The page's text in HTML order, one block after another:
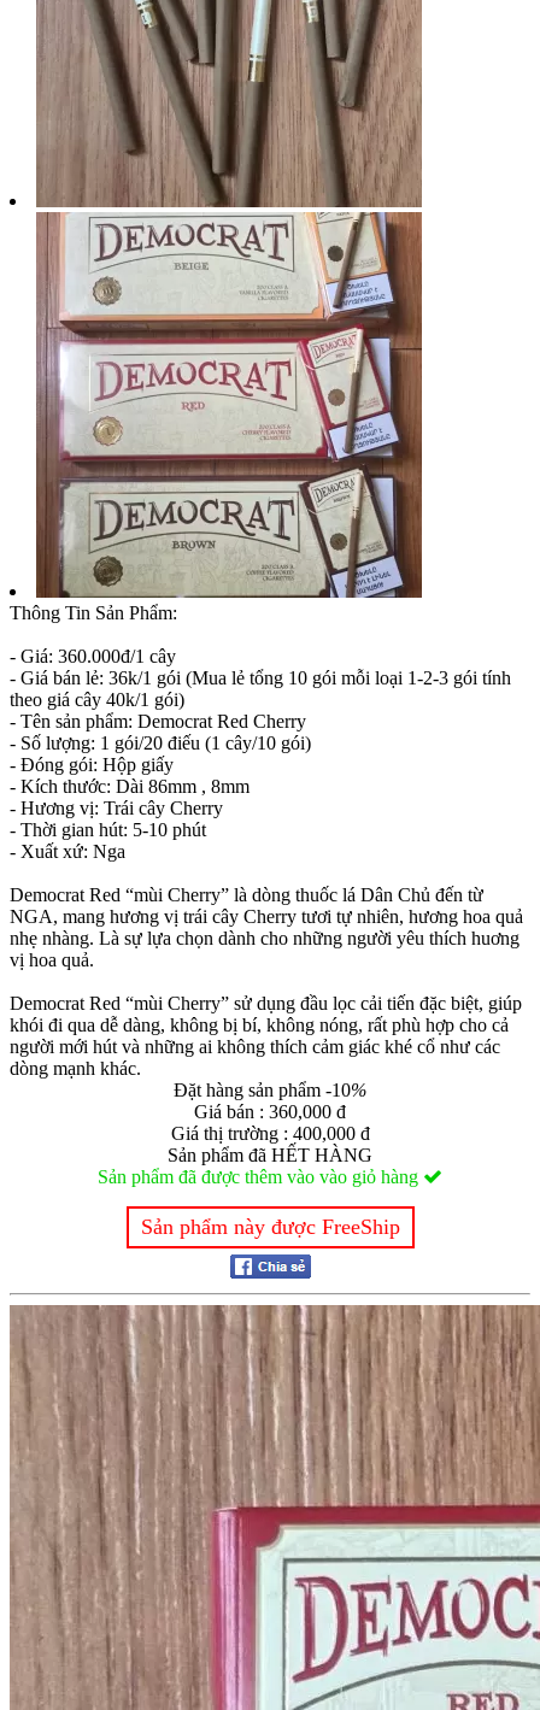
Thông Tin Sản Phẩm:
- Giá: 360.000đ/1 cây
- Giá bán lẻ: 36k/1 gói (Mua lẻ tổng 10 gói mỗi loại 1-2-3 gói tính
theo giá cây 40k/1 gói)
- Tên sản phẩm: Democrat Red Cherry
- Số lượng: 1 gói/20 điếu (1 cây/10 gói)
- Đóng gói: Hộp giấy
- Kích thước: Dài 86mm , 8mm
- Hương vị: Trái cây Cherry
- Thời gian hút: 5-10 phút
- Xuất xứ: Nga
Democrat Red “mùi Cherry” là dòng thuốc lá Dân Chủ đến từ
NGA, mang hương vị trái cây Cherry tươi tự nhiên, hương hoa quả
nhẹ nhàng. Là sự lựa chọn dành cho những người yêu thích huơng
vị hoa quả.
Democrat Red “mùi Cherry” sử dụng đầu lọc cải tiến đặc biệt, giúp
khói đi qua dễ dàng, không bị bí, không nóng, rất phù hợp cho cả
người mới hút và những ai không thích cảm giác khé cổ như các
dòng mạnh khác.
Đặt hàng sản phẩm -10%
Giá bán : 360,000 đ
Giá thị trường : 400,000 đ
Sản phẩm đã HẾT HÀNG
Sản phẩm đã được thêm vào vào giỏ hàng
Sản phẩm này được FreeShip